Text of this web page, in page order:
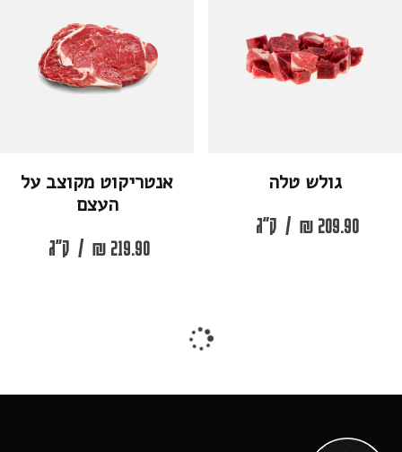
גולש טלה
₪ 209.90
/ ק"ג
אנטריקוט מקוצב על
העצם
₪ 219.90
/ ק"ג